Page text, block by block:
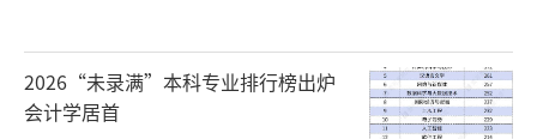
2026“未录满”本科专业排行榜出炉
会计学居首